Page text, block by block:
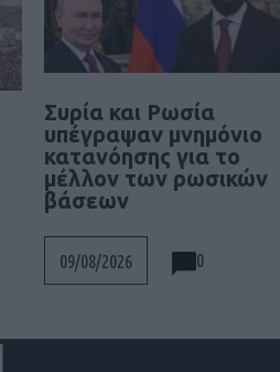
Συρία και Ρωσία
υπέγραψαν μνημόνιο
κατανόησης για το
μέλλον των ρωσικών
βάσεων
09/08/2026 0